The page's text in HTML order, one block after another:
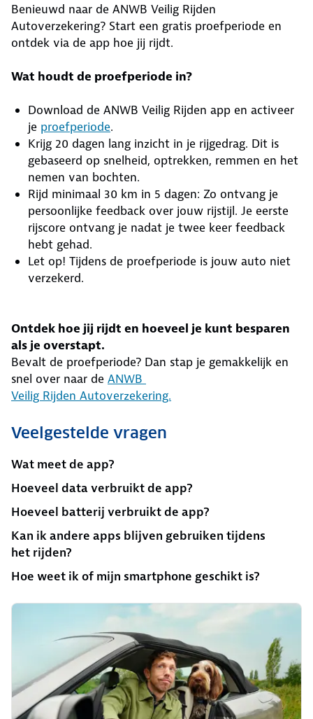
Benieuwd naar de ANWB Veilig Rijden
Autoverzekering? Start een gratis proefperiode en
ontdek via de app hoe jij rijdt.
Wat houdt de proefperiode in?
Download de ANWB Veilig Rijden app en activeer
je proefperiode.
Krijg 20 dagen lang inzicht in je rijgedrag. Dit is
gebaseerd op snelheid, optrekken, remmen en het
nemen van bochten.
Rijd minimaal 30 km in 5 dagen: Zo ontvang je
persoonlijke feedback over jouw rijstijl. Je eerste
rijscore ontvang je nadat je twee keer feedback
hebt gehad.
Let op! Tijdens de proefperiode is jouw auto niet
verzekerd.
Ontdek hoe jij rijdt en hoeveel je kunt besparen
als je overstapt.
Bevalt de proefperiode? Dan stap je gemakkelijk en
snel over naar de ANWB
Veilig Rijden Autoverzekering.
Veelgestelde vragen
Wat meet de app?
Hoeveel data verbruikt de app?
Hoeveel batterij verbruikt de app?
Kan ik andere apps blijven gebruiken tijdens
het rijden?
Hoe weet ik of mijn smartphone geschikt is?